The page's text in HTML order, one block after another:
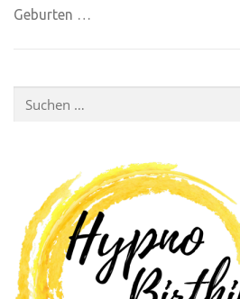
Geburten …
Suchen